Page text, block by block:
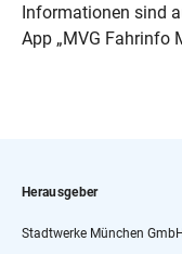
Informationen sind
App „MVG Fahrinfo
Herausgeber
Stadtwerke München